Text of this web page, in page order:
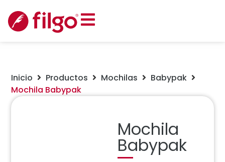
Inicio Productos Mochilas
Babypak
Mochila Babypak
Mochila
Babypak